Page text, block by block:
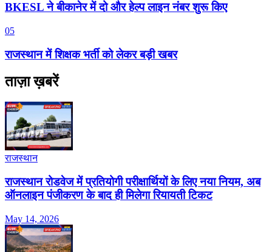
BKESL ने बीकानेर में दो और हेल्प लाइन नंबर शुरू किए
05
राजस्थान में शिक्षक भर्ती को लेकर बड़ी खबर
ताज़ा ख़बरें
राजस्थान
राजस्थान रोडवेज में प्रतियोगी परीक्षार्थियों के लिए नया नियम, अब
ऑनलाइन पंजीकरण के बाद ही मिलेगा रियायती टिकट
May 14, 2026